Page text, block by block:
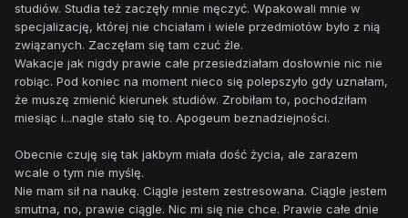
studiów. Studia też zaczęły mnie męczyć. Wpakowali mnie w
specjalizację, której nie chciałam i wiele przedmiotów było z nią
związanych. Zaczęłam się tam czuć źle.
Wakacje jak nigdy prawie całe przesiedziałam dosłownie nic nie
robiąc. Pod koniec na moment nieco się polepszyło gdy uznałam,
że muszę zmienić kierunek studiów. Zrobiłam to, pochodziłam
miesiąc i...nagle stało się to. Apogeum beznadziejności.
Obecnie czuję się tak jakbym miała dość życia, ale zarazem
wcale o tym nie myślę.
Nie mam sił na naukę. Ciągle jestem zestresowana. Ciągle jestem
smutna, no, prawie ciągle. Nic mi się nie chce. Prawie całe dnie